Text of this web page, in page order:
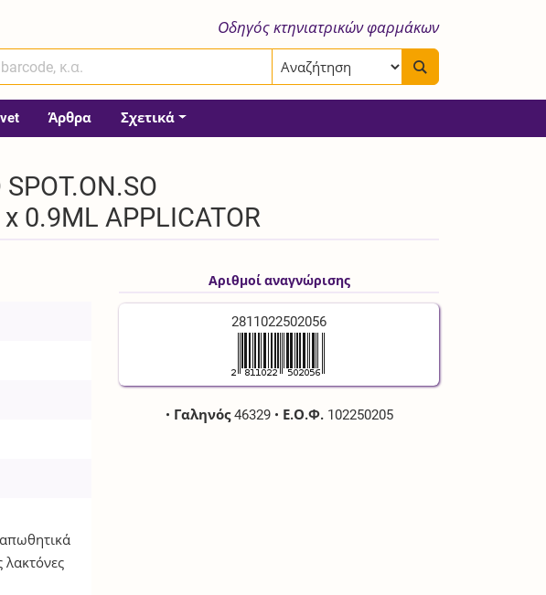
Οδηγός κτηνιατρικών φαρμάκων
Άρθρα Σχετικά
0.9ML APPLICATOR
λακτόνες
Αριθμοί αναγνώρισης
2811022502056
• Γαληνός46329 • Ε.Ο.Φ.102250205